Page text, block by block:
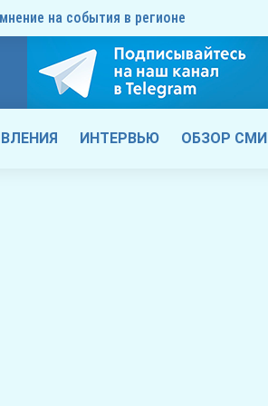
на события в регионе
ИНТЕРВЬЮ ОБЗОР СМИ